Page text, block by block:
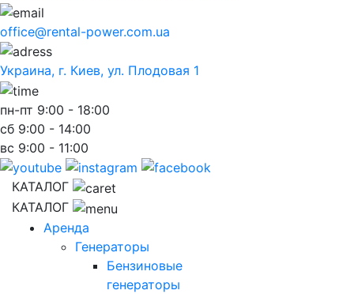
office@rental-power.com.ua
Украина, г. Киев, ул. Плодовая 1
пн-пт 9:00 - 18:00
сб 9:00 - 14:00
вс 9:00 - 11:00
КАТАЛОГ
КАТАЛОГ
Аренда
Генераторы
Бензиновые
генераторы